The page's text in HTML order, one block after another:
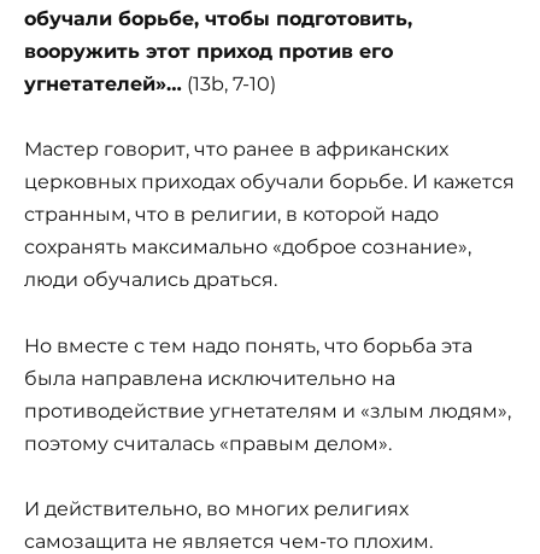
обучали борьбе, чтобы подготовить,
вооружить этот приход против его
угнетателей»… (13b, 7-10)
Мастер говорит, что ранее в африканских
церковных приходах обучали борьбе. И кажется
странным, что в религии, в которой надо
сохранять максимально «доброе сознание»,
люди обучались драться.
Но вместе с тем надо понять, что борьба эта
была направлена исключительно на
противодействие угнетателям и «злым людям»,
поэтому считалась «правым делом».
И действительно, во многих религиях
самозащита не является чем-то плохим.